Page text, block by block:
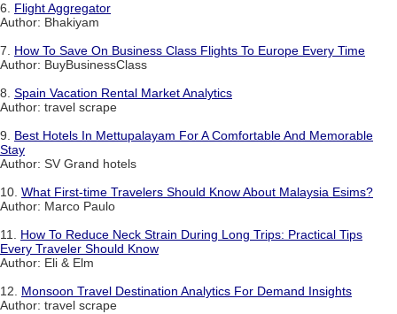
6. Flight Aggregator
Author: Bhakiyam
7. How To Save On Business Class Flights To Europe Every Time
Author: BuyBusinessClass
8. Spain Vacation Rental Market Analytics
Author: travel scrape
9. Best Hotels In Mettupalayam For A Comfortable And Memorable
Stay
Author: SV Grand hotels
10. What First-time Travelers Should Know About Malaysia Esims?
Author: Marco Paulo
11. How To Reduce Neck Strain During Long Trips: Practical Tips
Every Traveler Should Know
Author: Eli & Elm
12. Monsoon Travel Destination Analytics For Demand Insights
Author: travel scrape